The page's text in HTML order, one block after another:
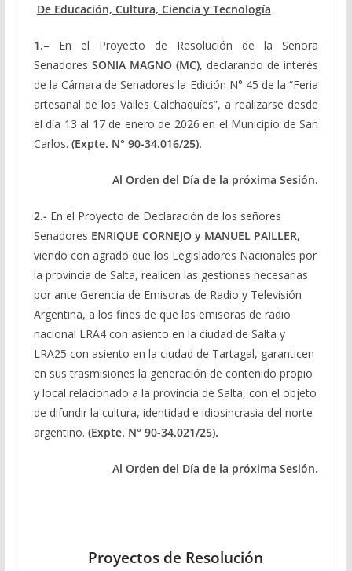
De Educación, Cultura, Ciencia y Tecnología
1.– En el Proyecto de Resolución de la Señora
Senadores SONIA MAGNO (MC), declarando de interés
de la Cámara de Senadores la Edición N° 45 de la “Feria
artesanal de los Valles Calchaquíes”, a realizarse desde
el día 13 al 17 de enero de 2026 en el Municipio de San
Carlos. (Expte. N° 90-34.016/25).
Al Orden del Día de la próxima Sesión.
2.- En el Proyecto de Declaración de los señores
Senadores ENRIQUE CORNEJO y MANUEL PAILLER,
viendo con agrado que los Legisladores Nacionales por
la provincia de Salta, realicen las gestiones necesarias
por ante Gerencia de Emisoras de Radio y Televisión
Argentina, a los fines de que las emisoras de radio
nacional LRA4 con asiento en la ciudad de Salta y
LRA25 con asiento en la ciudad de Tartagal, garanticen
en sus trasmisiones la generación de contenido propio
y local relacionado a la provincia de Salta, con el objeto
de difundir la cultura, identidad e idiosincrasia del norte
argentino. (Expte. N° 90-34.021/25).
Al Orden del Día de la próxima Sesión.
Proyectos de Resolución